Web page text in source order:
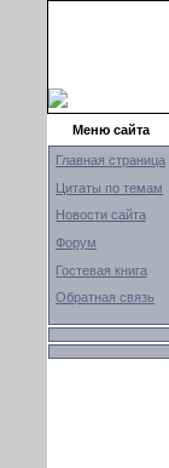
Меню сайта
Главная страница
Цитаты по темам
Новости сайта
Форум
Гостевая книга
Обратная связь